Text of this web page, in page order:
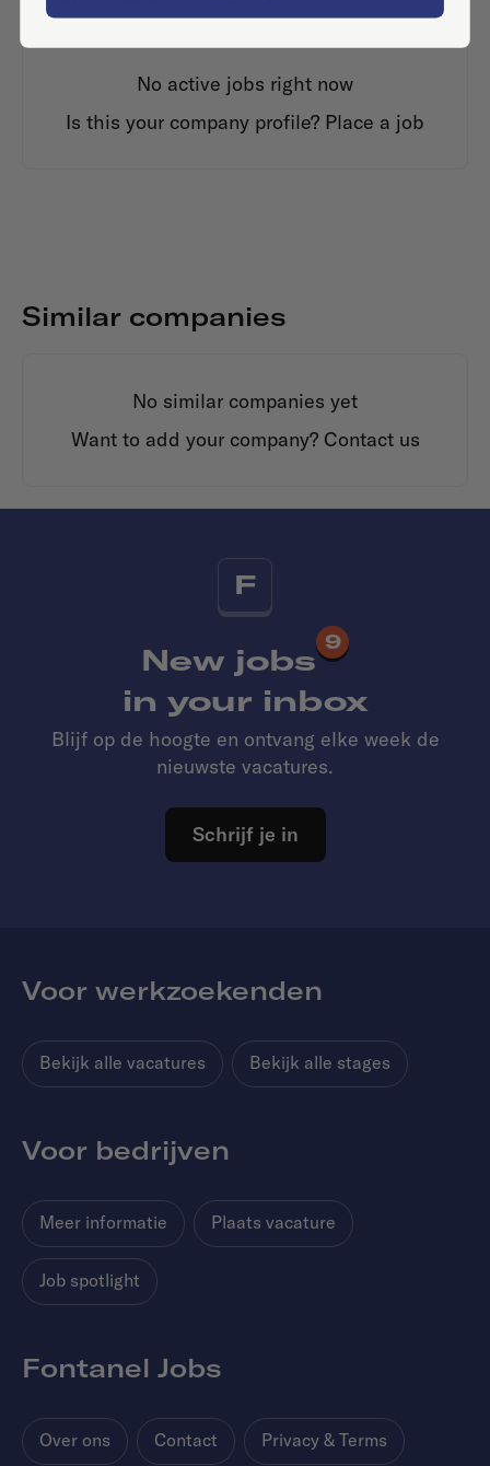
No active jobs right now
Is this your company profile? Place a job
Similar companies
No similar companies yet
Want to add your company? Contact us
F
New jobs
9
in your inbox
Blijf op de hoogte en ontvang elke week de
nieuwste vacatures.
Schrijf je in
Voor werkzoekenden
Bekijk alle vacatures Bekijk alle stages
Voor bedrijven
Meer informatie Plaats vacature
Job spotlight
Fontanel Jobs
Over ons Contact Privacy & Terms